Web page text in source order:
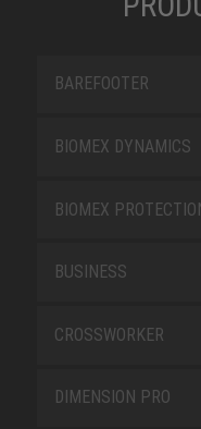
BAREFOOTER
BIOMEX DYNAMICS
BIOMEX
BUSINESS
CROSSWORKER
DIMENSION PRO